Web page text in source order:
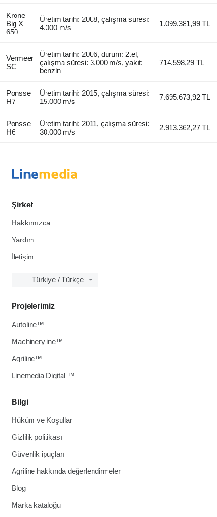
Krone
Big X
650
Üretim tarihi: 2008, çalışma süresi:
4.000 m/s
1.099.381,99 TL
Vermeer
SC
Üretim tarihi: 2006, durum: 2.el,
çalışma süresi: 3.000 m/s, yakıt:
benzin
714.598,29 TL
Ponsse
H7
Üretim tarihi: 2015, çalışma süresi:
15.000 m/s
7.695.673,92 TL
Ponsse
H6
Üretim tarihi: 2011, çalışma süresi:
30.000 m/s
2.913.362,27 TL
Şirket
Hakkımızda
Yardım
İletişim
Türkiye / Türkçe
Bilgi
Hüküm ve Koşullar
Gizlilik politikası
Güvenlik ipuçları
Agriline hakkında değerlendirmeler
Blog
Marka kataloğu
Projelerimiz
Autoline™
Machineryline™
Agriline™
Linemedia Digital ™